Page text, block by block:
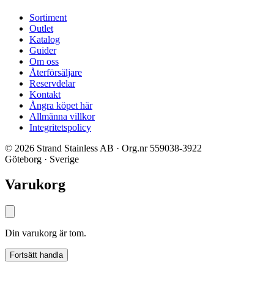
Sortiment
Outlet
Katalog
Guider
Om oss
Återförsäljare
Reservdelar
Kontakt
Ångra köpet här
Allmänna villkor
Integritetspolicy
© 2026 Strand Stainless AB · Org.nr 559038-3922
Göteborg · Sverige
Varukorg
Din varukorg är tom.
Fortsätt handla